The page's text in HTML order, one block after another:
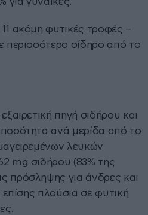
ακόμη φυτικές τροφές –
περισσότερο σίδηρο από το
πηγή σιδήρου και
ποσότητα ανά μερίδα από το
λευκών
mg σιδήρου (83% της
πρόσληψης για άνδρες και
επίσης πλούσια σε φυτική